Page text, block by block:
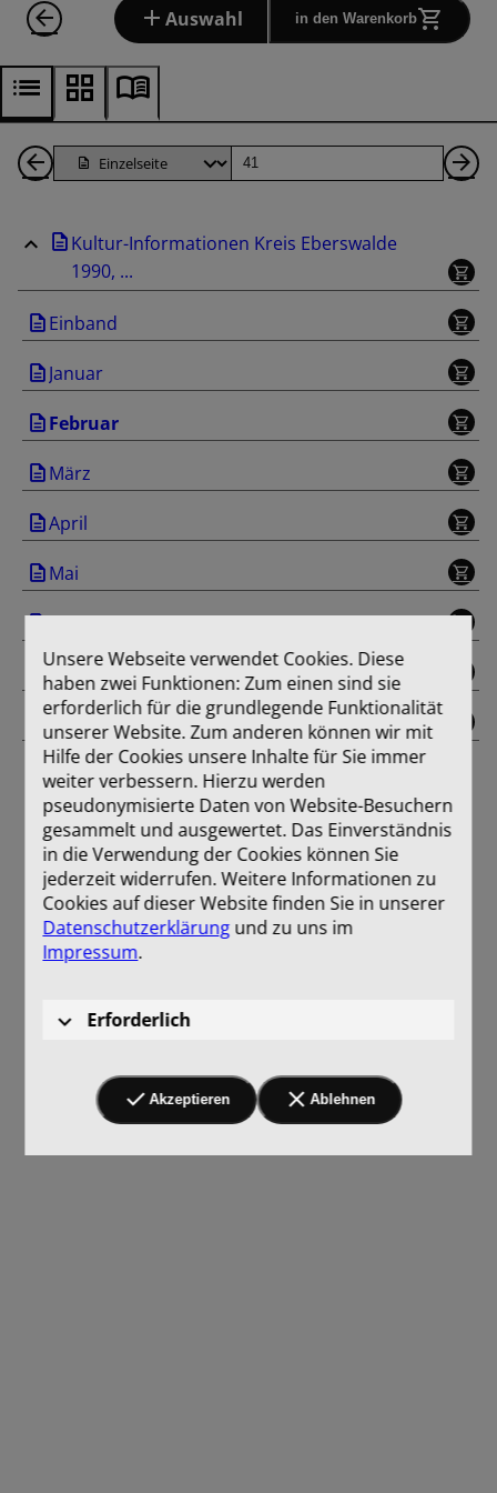
Auswahl in den Warenkorb
1
zurück
Seite
Kultur-Informationen Kreis Eberswalde
1990, ...
Einband
Januar
Februar
März
April
Mai
Juni
Juli/August
Einband
Unsere Webseite verwendet Cookies. Diese
haben zwei Funktionen: Zum einen sind sie
erforderlich für die grundlegende Funktionalität
unserer Website. Zum anderen können wir mit
Hilfe der Cookies unsere Inhalte für Sie immer
weiter verbessern. Hierzu werden
pseudonymisierte Daten von Website-Besuchern
gesammelt und ausgewertet. Das Einverständnis
in die Verwendung der Cookies können Sie
jederzeit widerrufen. Weitere Informationen zu
Cookies auf dieser Website finden Sie in unserer
Datenschutzerklärungund zu uns im
Impressum.
Erforderlich
Akzeptieren Ablehnen